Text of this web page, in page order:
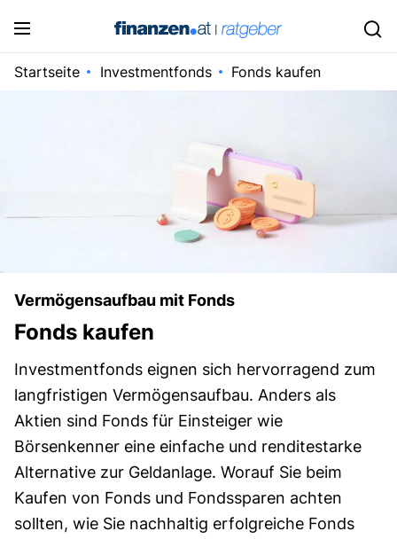
Startseite Investmentfonds Fonds kaufen
Vermögensaufbau mit Fonds
Fonds kaufen
Investmentfonds eignen sich hervorragend zum
langfristigen Vermögensaufbau. Anders als
Aktien sind Fonds für Einsteiger wie
Börsenkenner eine einfache und renditestarke
Alternative zur Geldanlage. Worauf Sie beim
Kaufen von Fonds und Fondssparen achten
sollten, wie Sie nachhaltig erfolgreiche Fonds